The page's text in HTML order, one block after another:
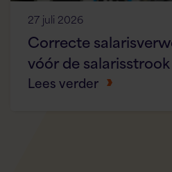
27 juli 2026
Correcte
vóór de salarisstrook
Lees verder